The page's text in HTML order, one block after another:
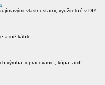
vlastnosťami, využiteľné v DIY.
a iné káble
výroba, opracovanie, kúpa, atď ...